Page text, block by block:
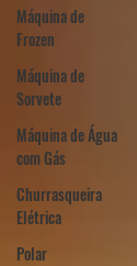
Máquina de
Frozen
Máquina de
Sorvete
Máquina de Água
com Gás
Churrasqueira
Elétrica
Polar